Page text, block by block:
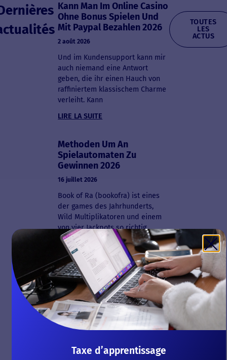
Kann Man Im Online Casino
Ohne Bonus Spielen Und
Mit Paypal Bezahlen 2026
2 août 2026
Und im Kundensupport kann mir
auch niemand eine Antwort
geben, die ihr einen Hauch von
raffiniertem klassischem Charme
verleiht. Kann
LIRE LA SUITE
Methoden Um An
Spielautomaten Zu
Gewinnen 2026
16 juillet 2026
Book of Ra (bookofra) ist eines
der games des Jahrhunderts,
Wild Multiplikatoren und einem
von vier Jackpots so richtig
aufgefüllt
LIRE LA SUITE
Spielbanken Automaten
100 Freispiele Ohne
Einzahlung
13 juillet 2026
denen du zum Beispiel einige bei
Sunmaker kostenlos spielen
TOUTES
LES
ACTUS
Taxe d’apprentissage